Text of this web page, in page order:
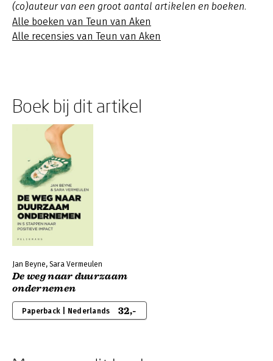
(co)auteur van een groot aantal artikelen en boeken.
Alle boeken van Teun van Aken
Alle recensies van Teun van Aken
Boek bij dit artikel
Jan Beyne, Sara Vermeulen
De weg naar duurzaam
ondernemen
Paperback | Nederlands 32,-